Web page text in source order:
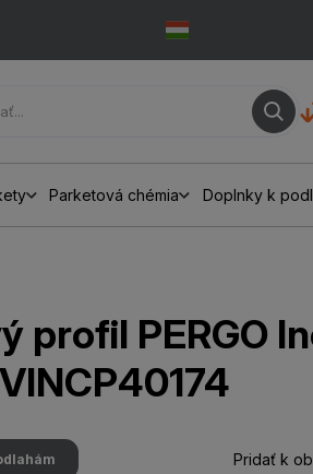
Parketová chémia Doplnky k
profil PERGO
Pridať k